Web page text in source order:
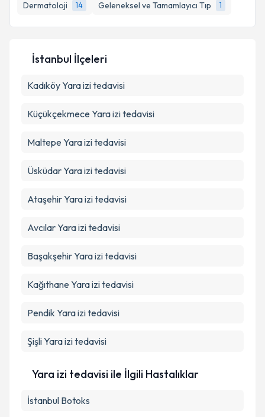
Dermatoloji
14 Geleneksel ve Tamamlayıcı Tıp 1
bilgilendireceğiz.
E-posta Adresiniz
Kişisel verilerimin işlenmesine ilişkin
kapsamda işlenmesini kabul ediyorum.
Takvim Talebini Gönder
İstanbul İlçeleri
KadıköyYara izi tedavisi
Küçükçekmece Yara izi tedavisi
Maltepe Yara izi tedavisi
ÜsküdarYara izi tedavisi
AtaşehirYara izi tedavisi
AvcılarYara izi tedavisi
BaşakşehirYara izi tedavisi
Kağıthane Yara izi tedavisi
Pendik Yara izi tedavisi
ŞişliYara izi tedavisi
Yara izi tedavisi ile İlgili Hastalıklar
İstanbul Botoks